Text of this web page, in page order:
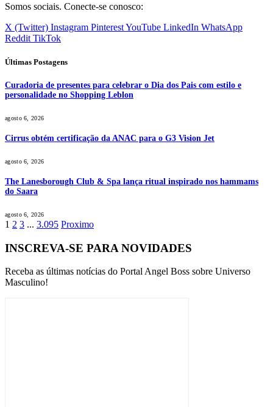
Somos sociais. Conecte-se conosco:
X (Twitter) Instagram PinterestYouTube LinkedIn WhatsApp
Reddit TikTok
Últimas Postagens
Curadoria de presentes para celebrar o Dia dos Pais com estilo e
personalidade no Shopping Leblon
agosto 6, 2026
Cirrus obtém certificação da ANAC para o G3 Vision Jet
agosto 6, 2026
The Lanesborough Club & Spa lança ritual inspirado nos hammams
do Saara
agosto 6, 2026
1 2 3 ... 3.095 Proximo
INSCREVA-SE PARA NOVIDADES
Receba as últimas notícias do Portal Angel Boss sobre Universo
Masculino!